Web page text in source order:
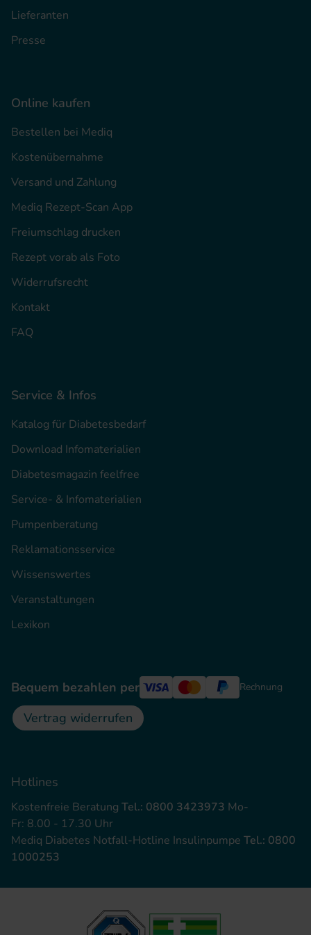
Lieferanten
Presse
Online kaufen
Bestellen bei Mediq
Kostenübernahme
Versand und Zahlung
Mediq Rezept-Scan App
Freiumschlag drucken
Rezept vorab als Foto
Widerrufsrecht
Kontakt
FAQ
Service & Infos
Katalog für Diabetesbedarf
Download Infomaterialien
Diabetesmagazin feelfree
Service- & Infomaterialien
Pumpenberatung
Reklamationsservice
Wissenswertes
Veranstaltungen
Lexikon
Bequem bezahlen per Rechnung
Vertrag widerrufen
Hotlines
Kostenfreie Beratung Tel.: 0800 3423973 Mo-
Fr: 8.00 - 17.30 Uhr
Mediq Diabetes Notfall-Hotline Insulinpumpe Tel.: 0800
1000253